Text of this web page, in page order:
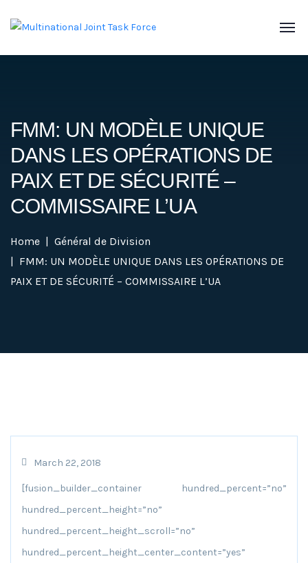
FMM: UN MODÈLE UNIQUE
DANS LES OPÉRATIONS DE
PAIX ET DE SÉCURITÉ –
COMMISSAIRE L’UA
Home
Général de Division
FMM: UN MODÈLE UNIQUE DANS LES OPÉRATIONS DE
PAIX ET DE SÉCURITÉ – COMMISSAIRE L’UA
March 22, 2018
[fusion_builder_container hundred_percent=”no”
hundred_percent_height=”no”
hundred_percent_height_scroll=”no”
hundred_percent_height_center_content=”yes”